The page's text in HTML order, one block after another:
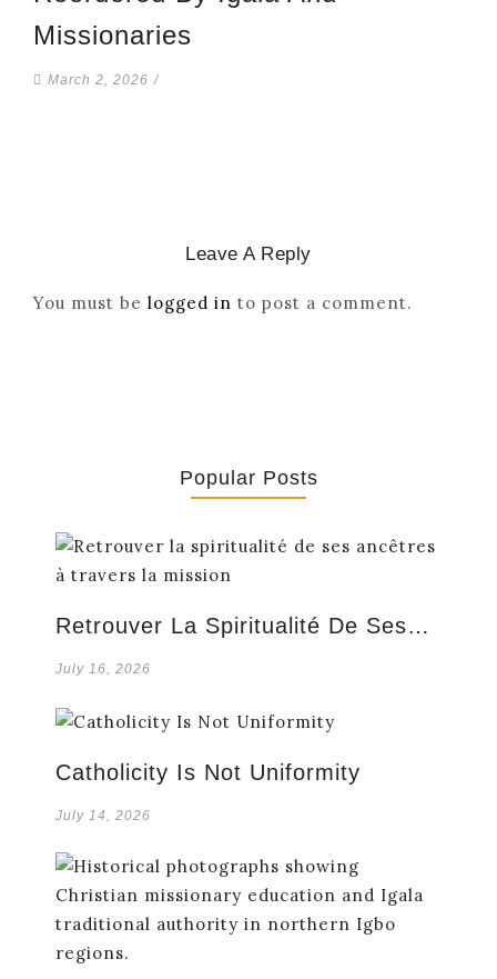
Missionaries
March 2, 2026 /
Leave A Reply
You must be logged in to post a comment.
Popular Posts
Retrouver La Spiritualité De Ses…
July 16, 2026
Catholicity Is Not Uniformity
July 14, 2026